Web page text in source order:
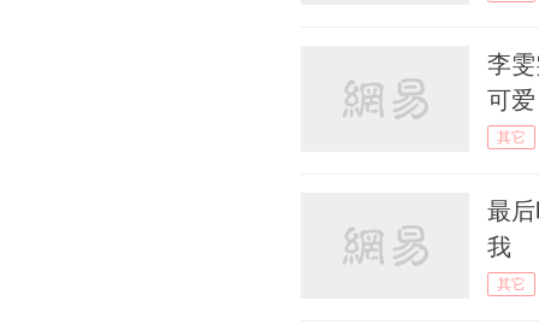
李
可爱
其它
最
我
其它